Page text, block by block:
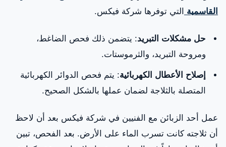
القاسمية التي توفرها شركة فيكس.
حل مشكلات التبريد: يتضمن ذلك فحص الضاغط،
ومروحة التبريد، والثرموستات.
إصلاح الأعطال الكهربائية: يتم فحص الدوائر الكهربائية
المتصلة بالثلاجة لضمان عملها بالشكل الصحيح.
عمل أحد الزبائن مع الفنيين في شركة فيكس بعد أن لاحظ
أن ثلاجته كانت تسرب الماء على الأرض. بعد الفحص، تبين